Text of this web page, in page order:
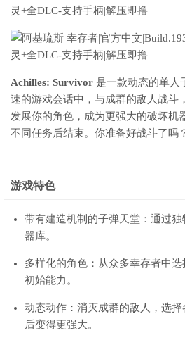
Achilles: Survivor 是一款动态的单人
速的游戏会话中，与成群的敌人战斗
发展你的角色，成为更强大的破坏机
不同任务后结束。你准备好战斗了吗
游戏特色
带有建造机制的子弹天堂：通过
器库。
多样化的角色：从众多幸存者中
初始能力。
动态动作：消灭成群的敌人，选
后变得更强大。